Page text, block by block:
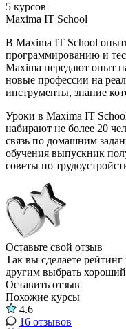
5 курсов
Maxima IT School
В Maxima IT School
программированию и
Maxima передают опыт
новые профессии на
инструменты, знание
Уроки в Maxima IT
набирают не более 20
связь по домашним
обучения выпускник
советы по
Оставьте свой отзыв
Так вы сделаете
другим выбрать
Оставить отзыв
Похожие курсы
4.6
16 отзывов